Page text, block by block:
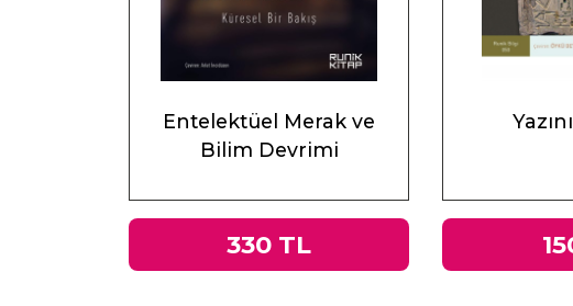
Entelektüel Merak ve
Bilim Devrimi
330 TL